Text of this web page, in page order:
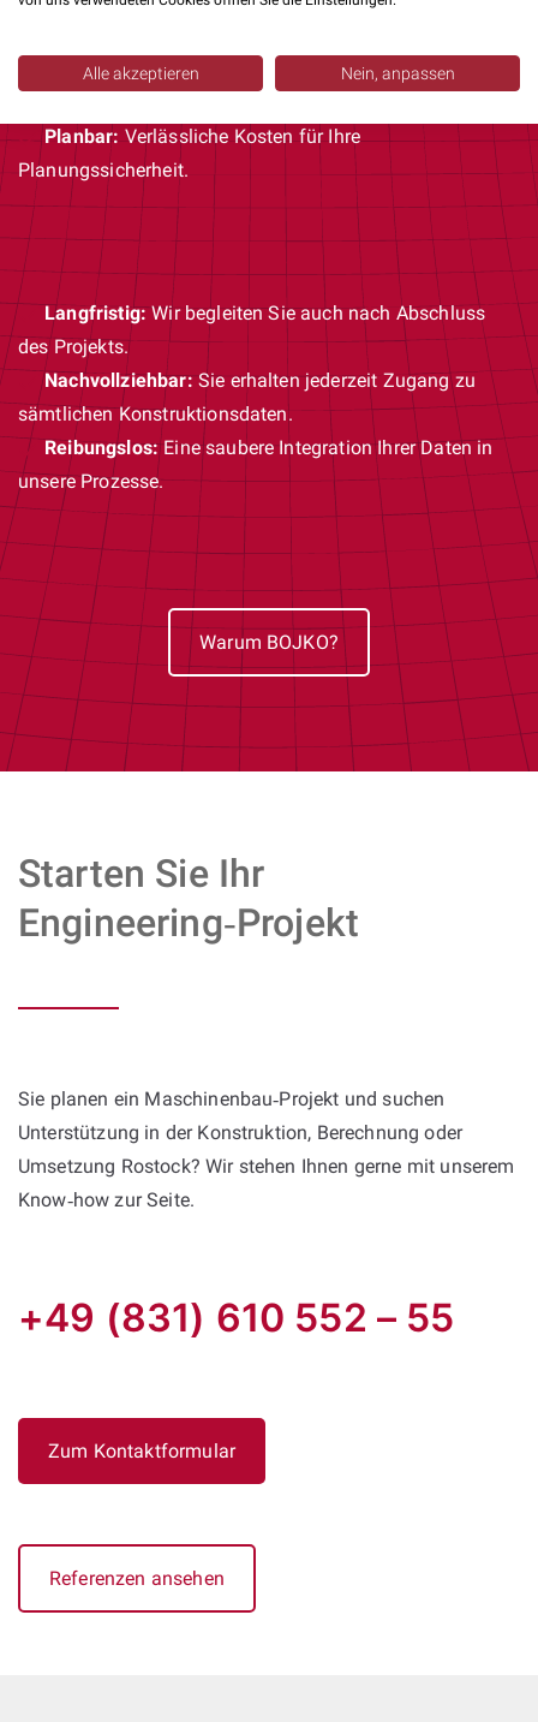
Transparent:Sie bezahlen nur für tatsächlich
Planbar:Verlässliche Kosten für Ihre
Planungssicherheit.
Langfristig:Wir begleiten Sie auch nach Abschluss
des Projekts.
Nachvollziehbar:Sie erhalten jederzeit Zugang zu
sämtlichen Konstruktionsdaten.
Reibungslos:Eine saubere Integration Ihrer Daten in
unsere Prozesse.
Warum BOJKO?
Starten Sie Ihr
Engineering‑Projekt
Sie planen ein Maschinenbau‑Projekt und suchen
Unterstützung in der Konstruktion, Berechnung oder
Umsetzung Rostock? Wir stehen Ihnen gerne mit unserem
Know‑how zur Seite.
+49 (831) 610 552 – 55
Zum Kontaktformular
Referenzen ansehen
Alle akzeptieren Nein, anpassen